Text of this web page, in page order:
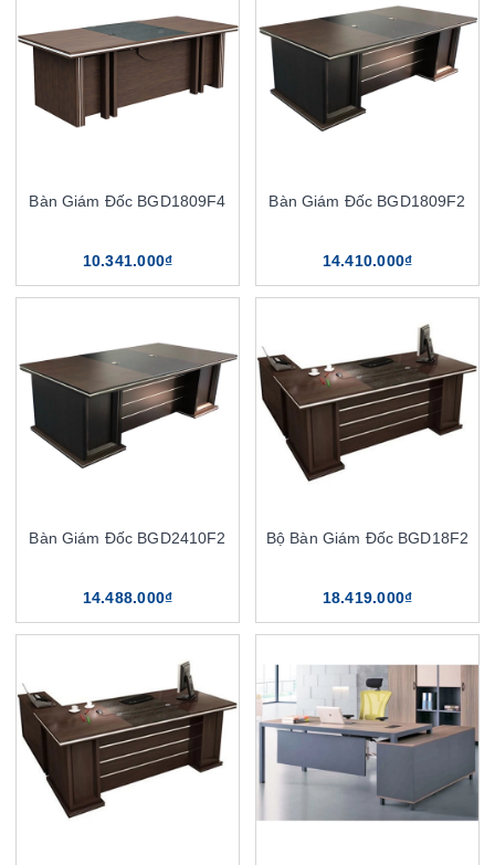
Bàn Giám Đốc BGD1809F4
10.341.000₫
Bàn Giám Đốc BGD1809F2
14.410.000₫
Bàn Giám Đốc BGD2410F2
14.488.000₫
Bộ Bàn Giám Đốc BGD18F2
18.419.000₫